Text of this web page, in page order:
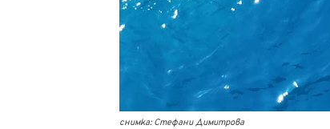
снимка: Стефани Димитрова